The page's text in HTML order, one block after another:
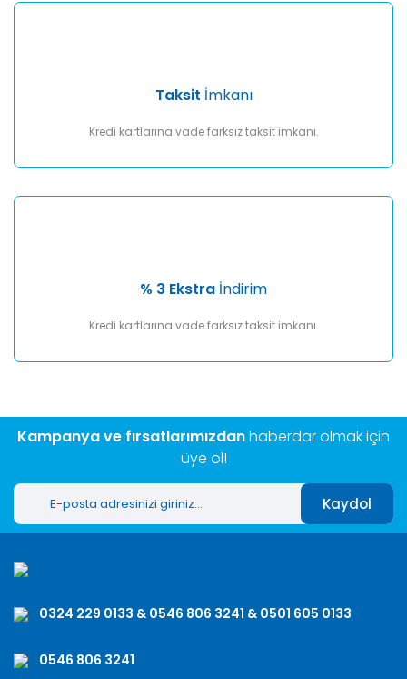
Taksit İmkanı
Kredi kartlarına vade farksız taksit imkanı.
% 3 Ekstra İndirim
Kredi kartlarına vade farksız taksit imkanı.
Kampanya ve fırsatlarımızdanhaberdar olmak için
üye ol!
Kaydol
0324 229 0133 & 0546 806 3241 & 0501 605 0133
0546 806 3241